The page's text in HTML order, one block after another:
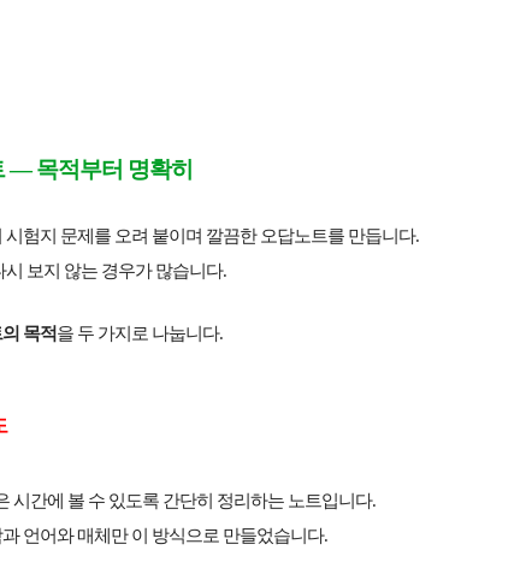
— 목적부터 명확히
시험지 문제를 오려 붙이며 깔끔한 오답노트를 만듭니다.
시 보지 않는 경우가 많습니다.
목적을 두 가지로 나눕니다.
시간에 볼 수 있도록 간단히 정리하는 노트입니다.
언어와 매체만 이 방식으로 만들었습니다.